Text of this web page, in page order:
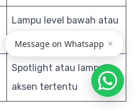
Lampu level bawah atau
lampu jalur
Spotlight atau lampu
aksen tertentu
Message on Whatsapp ×